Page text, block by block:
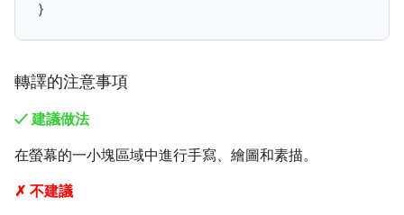
轉譯的注意事項
✓ 建議做法
在螢幕的一小塊區域中進行手寫、繪圖和素描。
✗ 不建議